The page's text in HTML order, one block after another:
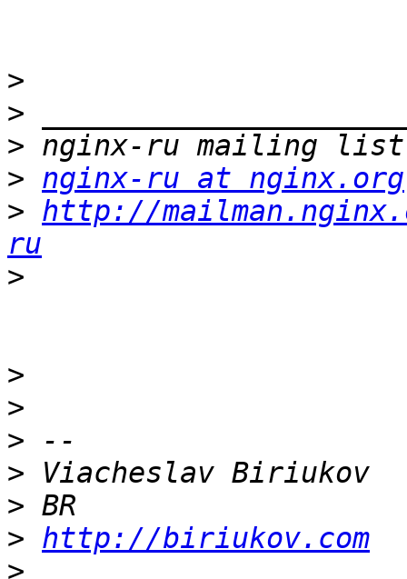
>
>
>
> nginx-ru at nginx.org
> http://
ru
>
>
>
>
>
>
> http://biriukov.com
>